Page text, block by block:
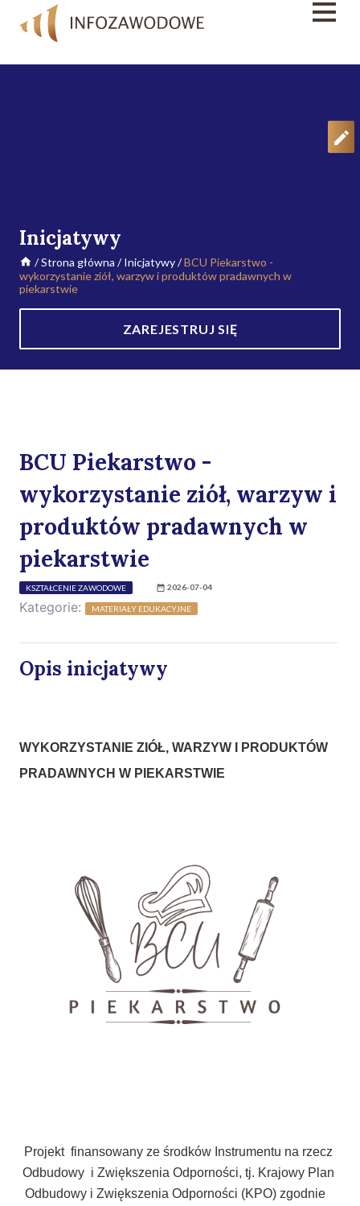
Inicjatywy
/Strona główna /Inicjatywy/BCU Piekarstwo -
wykorzystanie ziół, warzyw i produktów pradawnych w
piekarstwie
ZAREJESTRUJ SIĘ
BCU Piekarstwo -
wykorzystanie ziół, warzyw i
produktów pradawnych w
piekarstwie
KSZTAŁCENIE ZAWODOWE 2026-07-04
Kategorie: MATERIAŁY EDUKACYJNE
Opis inicjatywy
WYKORZYSTANIE ZIÓŁ, WARZYW I PRODUKTÓW
PRADAWNYCH W PIEKARSTWIE
Projekt finansowany ze środków Instrumentu na rzecz
Odbudowy i Zwiększenia Odporności, tj. Krajowy Plan
Odbudowy i Zwiększenia Odporności (KPO) zgodnie